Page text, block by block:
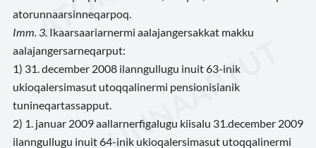
atorunnaarsinneqarpoq.
Imm. 3. Ikaarsaariarnermi aalajangersakkat makku
aalajangersarneqarput:
1) 31. december 2008 ilanngullugu inuit 63-inik
ukioqalersimasut utoqqalinermi pensionisianik
tunineqartassapput.
2) 1. januar 2009 aallarnerfigalugu kiisalu 31.december 2009
ilanngullugu inuit 64-inik ukioqalersimasut utoqqalinermi